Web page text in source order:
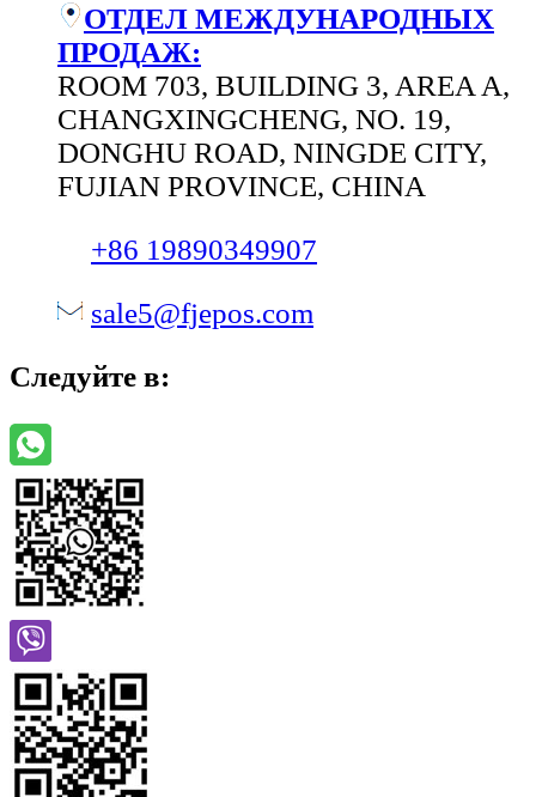
ОТДЕЛ МЕЖДУНАРОДНЫХ
ПРОДАЖ:
ROOM 703, BUILDING 3, AREA A,
CHANGXINGCHENG, NO. 19,
DONGHU ROAD, NINGDE CITY,
FUJIAN PROVINCE, CHINA
+86 19890349907
sale5@fjepos.com
Следуйте в: